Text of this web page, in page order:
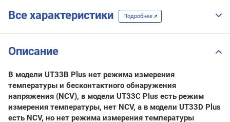
Все характеристики Подробнее
Описание
В модели UT33B Plus нет режима измерения
температуры и бесконтактного обнаружения
напряжения (NCV), в модели UT33C Plus есть режим
измерения температуры, нет NCV, а в модели UT33D Plus
есть NCV, но нет режима измерения температуры